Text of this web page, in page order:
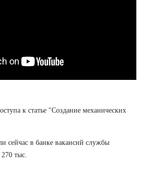
к статье "Создание механических
сейчас в банке вакансий службы
тыс.